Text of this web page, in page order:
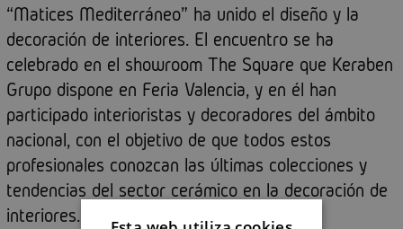
“Matices Mediterráneo” ha unido el diseño y la
decoración de interiores. El encuentro se ha
celebrado en el showroom The Square que Keraben
Grupo dispone en Feria Valencia, y en él han
participado interioristas y decoradores del ámbito
nacional, con el objetivo de que todos estos
profesionales conozcan las últimas colecciones y
tendencias del sector cerámico en la decoración de
interiores.